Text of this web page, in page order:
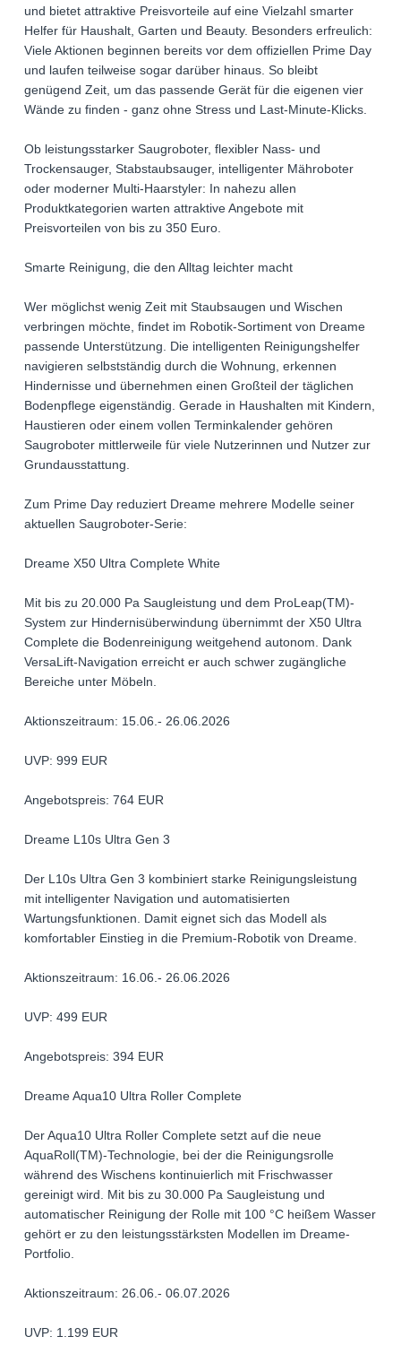
und bietet attraktive Preisvorteile auf eine Vielzahl smarter
Helfer für Haushalt, Garten und Beauty. Besonders erfreulich:
Viele Aktionen beginnen bereits vor dem offiziellen Prime Day
und laufen teilweise sogar darüber hinaus. So bleibt
genügend Zeit, um das passende Gerät für die eigenen vier
Wände zu finden - ganz ohne Stress und Last-Minute-Klicks.
Ob leistungsstarker Saugroboter, flexibler Nass- und
Trockensauger, Stabstaubsauger, intelligenter Mähroboter
oder moderner Multi-Haarstyler: In nahezu allen
Produktkategorien warten attraktive Angebote mit
Preisvorteilen von bis zu 350 Euro.
Smarte Reinigung, die den Alltag leichter macht
Wer möglichst wenig Zeit mit Staubsaugen und Wischen
verbringen möchte, findet im Robotik-Sortiment von Dreame
passende Unterstützung. Die intelligenten Reinigungshelfer
navigieren selbstständig durch die Wohnung, erkennen
Hindernisse und übernehmen einen Großteil der täglichen
Bodenpflege eigenständig. Gerade in Haushalten mit Kindern,
Haustieren oder einem vollen Terminkalender gehören
Saugroboter mittlerweile für viele Nutzerinnen und Nutzer zur
Grundausstattung.
Zum Prime Day reduziert Dreame mehrere Modelle seiner
aktuellen Saugroboter-Serie:
Dreame X50 Ultra Complete White
Mit bis zu 20.000 Pa Saugleistung und dem ProLeap(TM)-
System zur Hindernisüberwindung übernimmt der X50 Ultra
Complete die Bodenreinigung weitgehend autonom. Dank
VersaLift-Navigation erreicht er auch schwer zugängliche
Bereiche unter Möbeln.
Aktionszeitraum: 15.06.- 26.06.2026
UVP: 999 EUR
Angebotspreis: 764 EUR
Dreame L10s Ultra Gen 3
Der L10s Ultra Gen 3 kombiniert starke Reinigungsleistung
mit intelligenter Navigation und automatisierten
Wartungsfunktionen. Damit eignet sich das Modell als
komfortabler Einstieg in die Premium-Robotik von Dreame.
Aktionszeitraum: 16.06.- 26.06.2026
UVP: 499 EUR
Angebotspreis: 394 EUR
Dreame Aqua10 Ultra Roller Complete
Der Aqua10 Ultra Roller Complete setzt auf die neue
AquaRoll(TM)-Technologie, bei der die Reinigungsrolle
während des Wischens kontinuierlich mit Frischwasser
gereinigt wird. Mit bis zu 30.000 Pa Saugleistung und
automatischer Reinigung der Rolle mit 100 °C heißem Wasser
gehört er zu den leistungsstärksten Modellen im Dreame-
Portfolio.
Aktionszeitraum: 26.06.- 06.07.2026
UVP: 1.199 EUR